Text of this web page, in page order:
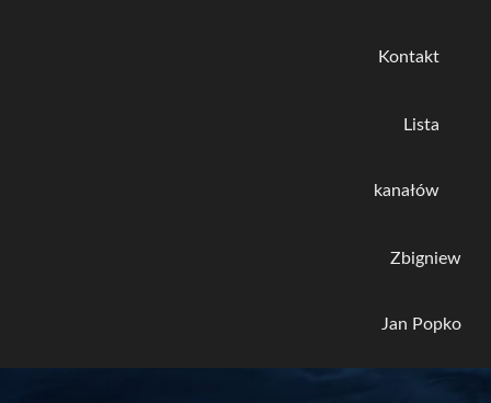
Kontakt
Lista
kanałów
Zbigniew
Jan Popko